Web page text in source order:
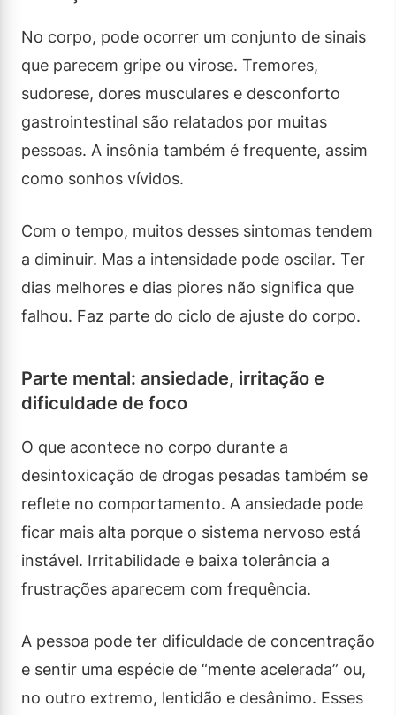
No corpo, pode ocorrer um conjunto de sinais
que parecem gripe ou virose. Tremores,
sudorese, dores musculares e desconforto
gastrointestinal são relatados por muitas
pessoas. A insônia também é frequente, assim
como sonhos vívidos.
Com o tempo, muitos desses sintomas tendem
a diminuir. Mas a intensidade pode oscilar. Ter
dias melhores e dias piores não significa que
falhou. Faz parte do ciclo de ajuste do corpo.
Parte mental: ansiedade, irritação e
dificuldade de foco
O que acontece no corpo durante a
desintoxicação de drogas pesadas também se
reflete no comportamento. A ansiedade pode
ficar mais alta porque o sistema nervoso está
instável. Irritabilidade e baixa tolerância a
frustrações aparecem com frequência.
A pessoa pode ter dificuldade de concentração
e sentir uma espécie de “mente acelerada” ou,
no outro extremo, lentidão e desânimo. Esses